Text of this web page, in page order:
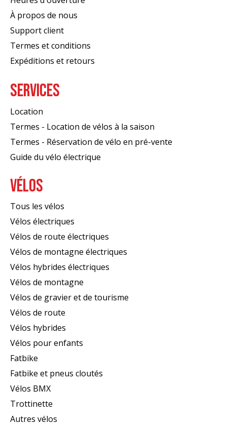
À propos de nous
Support client
Termes et conditions
Expéditions et retours
SERVICES
Location
Termes - Location de vélos à la saison
Termes - Réservation de vélo en pré-vente
Guide du vélo électrique
VÉLOS
Tous les vélos
Vélos électriques
Vélos de route électriques
Vélos de montagne électriques
Vélos hybrides électriques
Vélos de montagne
Vélos de gravier et de tourisme
Vélos de route
Vélos hybrides
Vélos pour enfants
Fatbike
Fatbike et pneus cloutés
Vélos BMX
Trottinette
Autres vélos